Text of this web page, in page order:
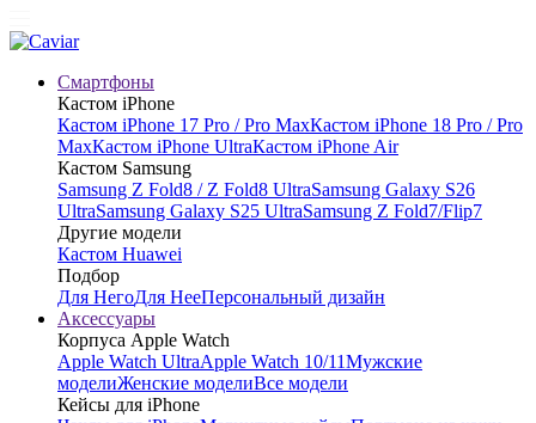
Смартфоны
Кастом iPhone
Кастом iPhone 17 Pro / Pro MaxКастом iPhone 18 Pro / Pro
MaxКастом iPhone UltraКастом iPhone Air
Кастом Samsung
Samsung Z Fold8 / Z Fold8 UltraSamsung Galaxy S26
UltraSamsung Galaxy S25 UltraSamsung Z Fold7/Flip7
Другие модели
Кастом Huawei
Подбор
Для НегоДля НееПерсональный дизайн
Аксессуары
Корпуса Apple Watch
Apple Watch UltraApple Watch 10/11Мужские
моделиЖенские моделиВсе модели
Кейсы для iPhone